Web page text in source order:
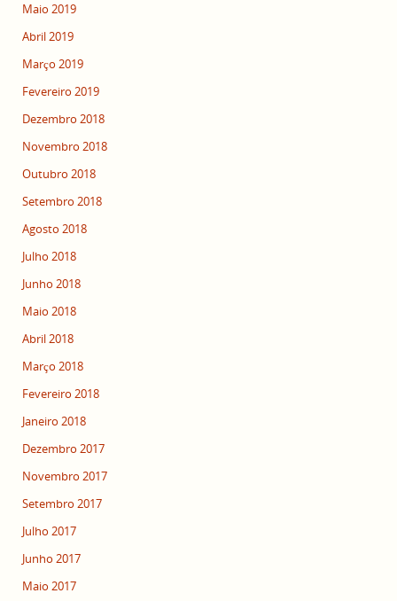
Maio 2019
Abril 2019
Março 2019
Fevereiro 2019
Dezembro 2018
Novembro 2018
Outubro 2018
Setembro 2018
Agosto 2018
Julho 2018
Junho 2018
Maio 2018
Abril 2018
Março 2018
Fevereiro 2018
Janeiro 2018
Dezembro 2017
Novembro 2017
Setembro 2017
Julho 2017
Junho 2017
Maio 2017